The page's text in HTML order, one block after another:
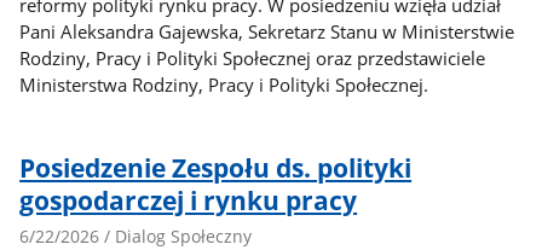
reformy polityki rynku pracy. W posiedzeniu wzięła udział
Pani Aleksandra Gajewska, Sekretarz Stanu w Ministerstwie
Rodziny, Pracy i Polityki Społecznej oraz przedstawiciele
Ministerstwa Rodziny, Pracy i Polityki Społecznej.
Posiedzenie Zespołu ds. polityki
gospodarczej i rynku pracy
6/22/2026 / Dialog Społeczny